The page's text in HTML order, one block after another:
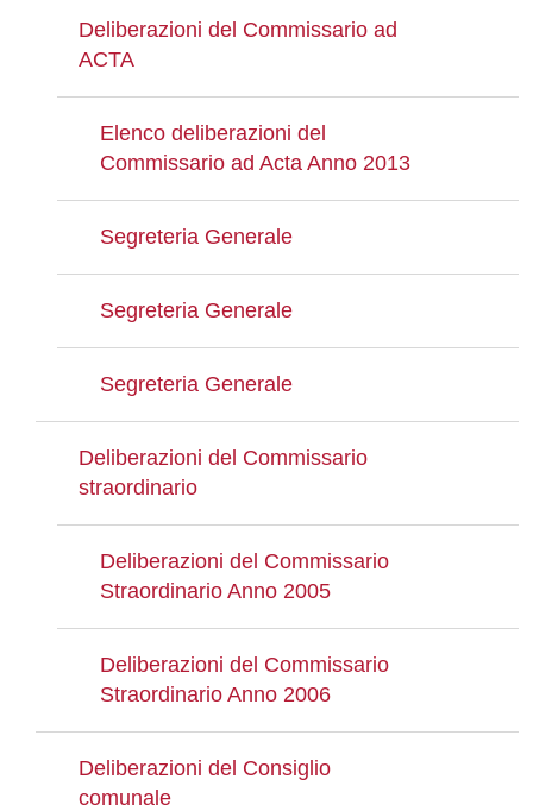
Deliberazioni del Commissario ad
ACTA
Elenco deliberazioni del
Commissario ad Acta Anno 2013
Segreteria Generale
Segreteria Generale
Segreteria Generale
Deliberazioni del Commissario
straordinario
Deliberazioni del Commissario
Straordinario Anno 2005
Deliberazioni del Commissario
Straordinario Anno 2006
Deliberazioni del Consiglio
comunale